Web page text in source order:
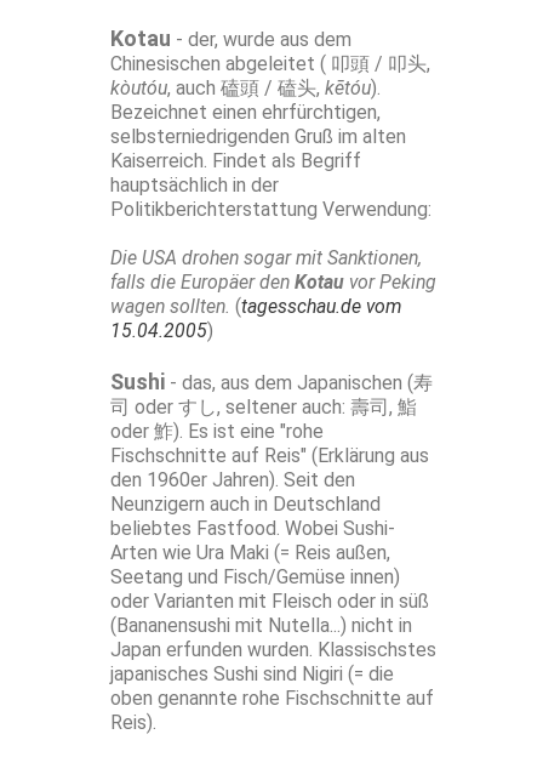
Kotau - der, wurde aus dem
Chinesischen abgeleitet ( 叩頭 / 叩头,
kòutóu, auch 磕頭 / 磕头, kētóu).
Bezeichnet einen ehrfürchtigen,
selbsterniedrigenden Gruß im alten
Kaiserreich. Findet als Begriff
hauptsächlich in der
Politikberichterstattung Verwendung:
Die USA drohen sogar mit Sanktionen,
falls die Europäer den Kotau vor Peking
wagen sollten. (tagesschau.de vom
15.04.2005)
Sushi - das, aus dem Japanischen (寿
司 oder すし, seltener auch: 壽司, 鮨
oder 鮓). Es ist eine "rohe
Fischschnitte auf Reis" (Erklärung aus
den 1960er Jahren). Seit den
Neunzigern auch in Deutschland
beliebtes Fastfood. Wobei Sushi-
Arten wie Ura Maki (= Reis außen,
Seetang und Fisch/Gemüse innen)
oder Varianten mit Fleisch oder in süß
(Bananensushi mit Nutella...) nicht in
Japan erfunden wurden. Klassischstes
japanisches Sushi sind Nigiri (= die
oben genannte rohe Fischschnitte auf
Reis).